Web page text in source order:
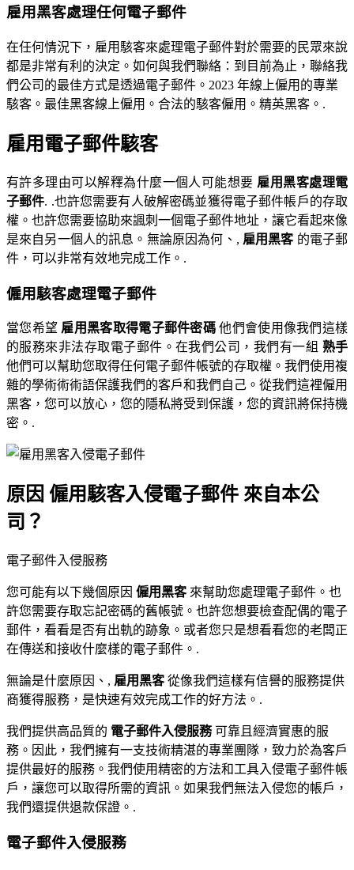
雇用黑客處理任何電子郵件
在任何情況下，雇用駭客來處理電子郵件對於需要的民眾來說
都是非常有利的決定。如何與我們聯絡：到目前為止，聯絡我
們公司的最佳方式是透過電子郵件。2023 年線上僱用的專業
駭客。最佳黑客線上僱用。合法的駭客僱用。精英黑客。.
雇用電子郵件駭客
有許多理由可以解釋為什麼一個人可能想要 雇用黑客處理電
子郵件. .也許您需要有人破解密碼並獲得電子郵件帳戶的存取
權。也許您需要協助來諷刺一個電子郵件地址，讓它看起來像
是來自另一個人的訊息。無論原因為何、, 雇用黑客的電子郵
件，可以非常有效地完成工作。.
僱用駭客處理電子郵件
當您希望 雇用黑客取得電子郵件密碼 他們會使用像我們這樣
的服務來非法存取電子郵件。在我們公司，我們有一組 熟手
他們可以幫助您取得任何電子郵件帳號的存取權。我們使用複
雜的學術術術語保護我們的客戶和我們自己。從我們這裡僱用
黑客，您可以放心，您的隱私將受到保護，您的資訊將保持機
密。.
原因 僱用駭客入侵電子郵件 來自本公
司？
您可能有以下幾個原因 僱用黑客來幫助您處理電子郵件。也
許您需要存取忘記密碼的舊帳號。也許您想要檢查配偶的電子
郵件，看看是否有出軌的跡象。或者您只是想看看您的老闆正
在傳送和接收什麼樣的電子郵件。.
無論是什麼原因、, 雇用黑客從像我們這樣有信譽的服務提供
商獲得服務，是快速有效完成工作的好方法。.
我們提供高品質的 電子郵件入侵服務可靠且經濟實惠的服
務。因此，我們擁有一支技術精湛的專業團隊，致力於為客戶
提供最好的服務。我們使用精密的方法和工具入侵電子郵件帳
戶，讓您可以取得所需的資訊。如果我們無法入侵您的帳戶，
我們還提供退款保證。.
電子郵件入侵服務